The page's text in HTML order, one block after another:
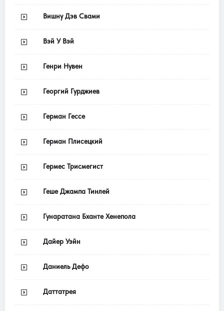
Вишну Дэв Свами
Вэй У Вэй
Генри Нувен
Георгий Гурджиев
Герман Гессе
Герман Плисецкий
Гермес Трисмегист
Геше Джампа Тинлей
Гунаратана Бханте Хенепола
Дайер Уэйн
Даниель Дефо
Даттатрея